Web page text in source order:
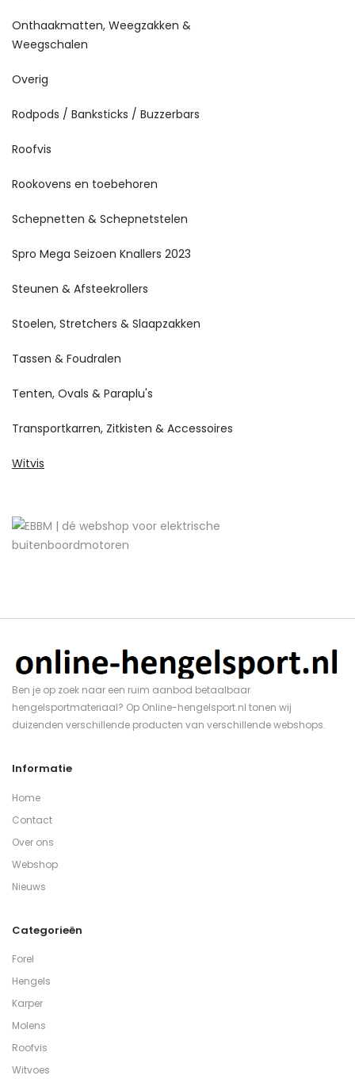
Onthaakmatten, Weegzakken &
Weegschalen
Overig
Rodpods / Banksticks / Buzzerbars
Roofvis
Rookovens en toebehoren
Schepnetten & Schepnetstelen
Spro Mega Seizoen Knallers 2023
Steunen & Afsteekrollers
Stoelen, Stretchers & Slaapzakken
Tassen & Foudralen
Tenten, Ovals & Paraplu's
Transportkarren, Zitkisten & Accessoires
Witvis
Ben je op zoek naar een ruim aanbod betaalbaar
hengelsportmateriaal? Op Online-hengelsport.nl tonen wij
duizenden verschillende producten van verschillende webshops.
Informatie
Home
Contact
Over ons
Webshop
Nieuws
Categorieën
Forel
Hengels
Karper
Molens
Roofvis
Witvoes